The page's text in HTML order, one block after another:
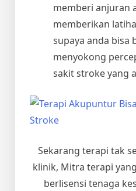
memberi anjuran
memberikan
supaya anda bisa
menyokong
sakit stroke yang
Sekarang terapi tak
klinik, Mitra terapi
berlisensi tenaga